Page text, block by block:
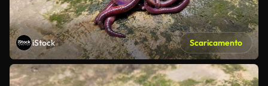
iStock Scaricamento